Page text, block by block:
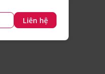
Liên hệ